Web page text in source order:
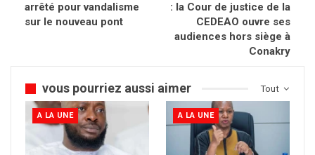
arrêté pour vandalisme
sur le nouveau pont
: la Cour de justice de la
CEDEAO ouvre ses
audiences hors siège à
Conakry
Tout
vous pourriez aussi aimer
A LA UNE A LA UNE